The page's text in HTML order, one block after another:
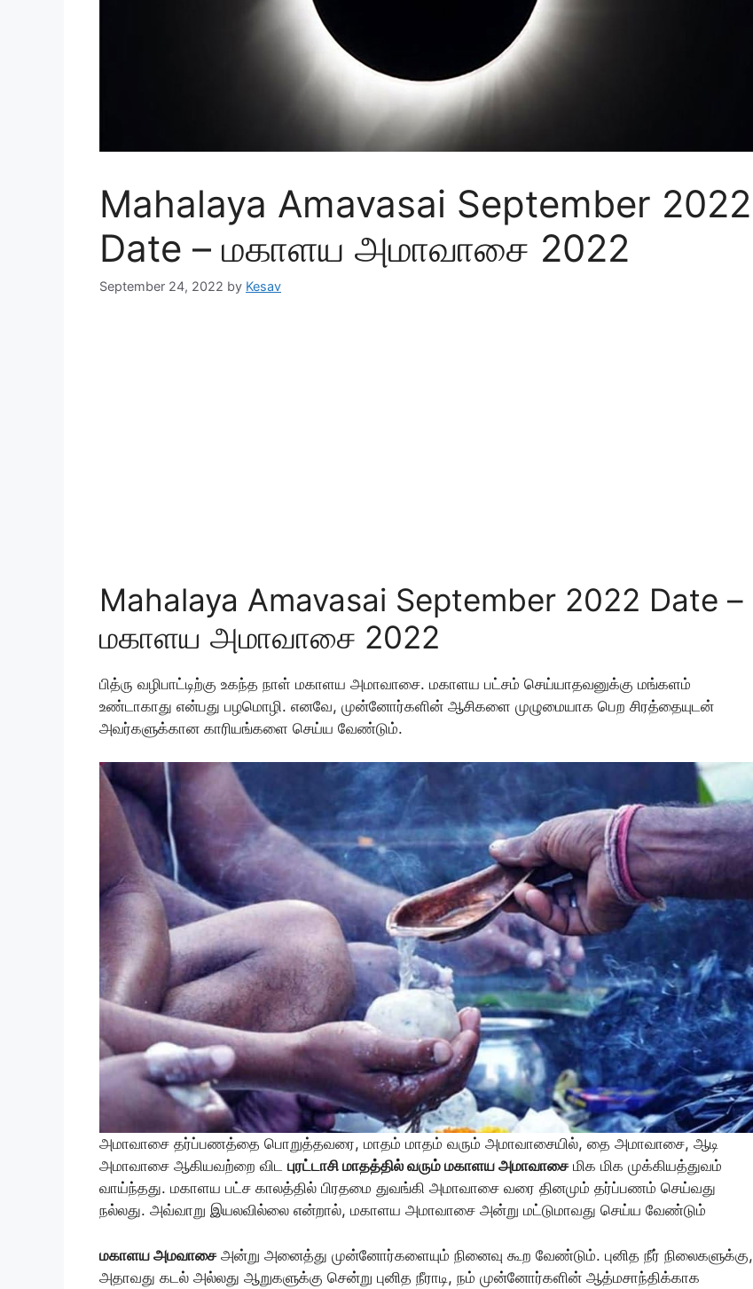
Mahalaya Amavasai September 2022
Date – மகாளய அமாவாசை 2022
September 24, 2022 by Kesav
Mahalaya Amavasai September 2022 Date –
மகாளய அமாவாசை 2022
பித்ரு வழிபாட்டிற்கு உகந்த நாள் மகாளய அமாவாசை. மகாளய பட்சம் செய்யாதவனுக்கு மங்களம்
உண்டாகாது என்பது பழமொழி. எனவே, முன்னோர்களின் ஆசிகளை முழுமையாக பெற சிரத்தையுடன்
அவர்களுக்கான காரியங்களை செய்ய வேண்டும்.
அமாவாசை தர்ப்பணத்தை பொறுத்தவரை, மாதம் மாதம் வரும் அமாவாசையில், தை அமாவாசை, ஆடி
அமாவாசை ஆகியவற்றை விட புரட்டாசி மாதத்தில் வரும் மகாளய அமாவாசைமிக மிக முக்கியத்துவம்
வாய்ந்தது. மகாளய பட்ச காலத்தில் பிரதமை துவங்கி அமாவாசை வரை தினமும் தர்ப்பணம் செய்வது
நல்லது. அவ்வாறு இயலவில்லை என்றால், மகாளய அமாவாசை அன்று மட்டுமாவது செய்ய வேண்டும்
மகாளய அமவாசைஅன்று அனைத்து முன்னோர்களையும் நினைவு கூற வேண்டும். புனித நீர் நிலைகளுக்கு,
அதாவது கடல் அல்லது ஆறுகளுக்கு சென்று புனித நீராடி, நம் முன்னோர்களின் ஆத்மசாந்திக்காக